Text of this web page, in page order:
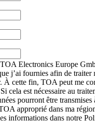
Electronics Europe
j’ai fournies afin de traiter
À cette fin, TOA peut me
cela est nécessaire au
pourront être transmises
approprié dans ma
informations dans notre